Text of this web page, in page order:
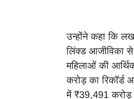
उन्होंने कहा कि
लिंक्ड आजीविका
महिलाओं की
करोड़ का
में ₹39,491 करोड़